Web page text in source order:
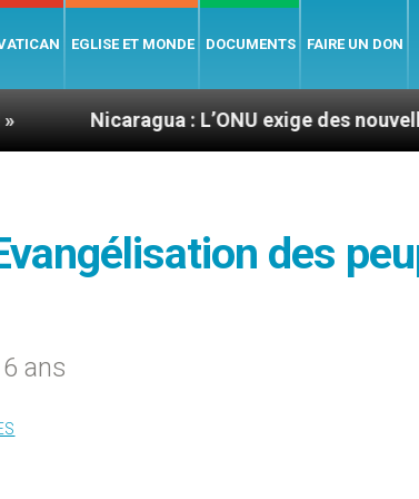
EGLISE ET MONDE DOCUMENTS FAIRE UN DON
: L’ONU exige des nouvelles de Mgr
des
ans